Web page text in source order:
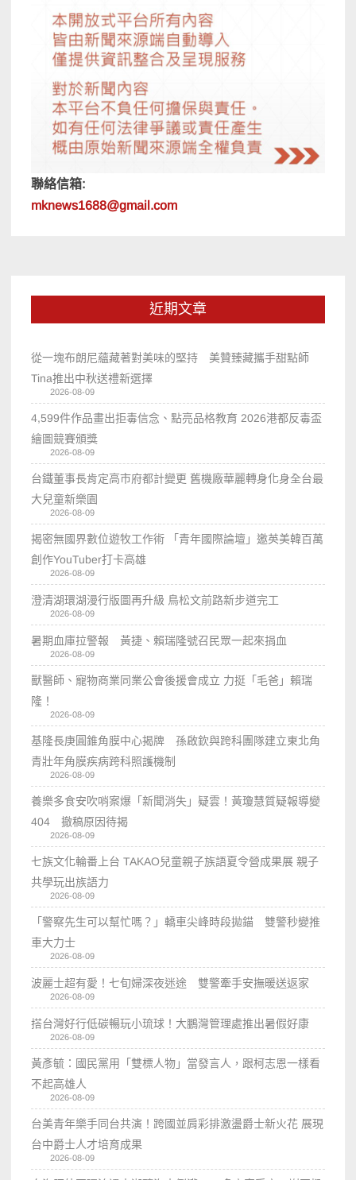
聯絡信箱:
mknews1688@gmail.com
近期文章
從一塊布朗尼蘊藏著對美味的堅持 美贊臻藏攜手甜點師
Tina推出中秋送禮新選擇
2026-08-09
4,599件作品畫出拒毒信念、點亮品格教育 2026港都反毒盃
繪圖競賽頒獎
2026-08-09
台鐵董事長肯定高市府都計變更 舊機廠華麗轉身化身全台最
大兒童新樂園
2026-08-09
揭密無國界數位遊牧工作術 「青年國際論壇」邀英美韓百萬
創作YouTuber打卡高雄
2026-08-09
澄清湖環湖漫行版圖再升級 鳥松文前路新步道完工
2026-08-09
暑期血庫拉警報 黃捷、賴瑞隆號召民眾一起來捐血
2026-08-09
獸醫師、寵物商業同業公會後援會成立 力挺「毛爸」賴瑞
隆！
2026-08-09
基隆長庚圓錐角膜中心揭牌 孫啟欽與跨科團隊建立東北角
青壯年角膜疾病跨科照護機制
2026-08-09
養樂多食安吹哨案爆「新聞消失」疑雲！黃瓊慧質疑報導變
404 撤稿原因待揭
2026-08-09
七族文化輪番上台 TAKAO兒童親子族語夏令營成果展 親子
共學玩出族語力
2026-08-09
「警察先生可以幫忙嗎？」轎車尖峰時段拋錨 雙警秒變推
車大力士
2026-08-09
波麗士超有愛！七旬婦深夜迷途 雙警牽手安撫暖送返家
2026-08-09
搭台灣好行低碳暢玩小琉球！大鵬灣管理處推出暑假好康
2026-08-09
黃彥毓：國民黨用「雙標人物」當發言人，跟柯志恩一樣看
不起高雄人
2026-08-09
台美青年樂手同台共演！跨國並肩彩排激盪爵士新火花 展現
台中爵士人才培育成果
2026-08-09